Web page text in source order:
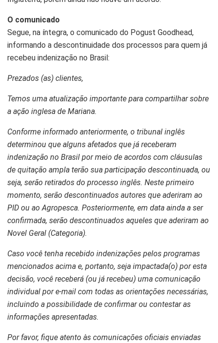
O comunicado
Segue, na íntegra, o comunicado do Pogust Goodhead,
informando a descontinuidade dos processos para quem já
recebeu indenização no Brasil:
Prezados (as) clientes,
Temos uma atualização importante para compartilhar sobre
a ação inglesa de Mariana.
Conforme informado anteriormente, o tribunal inglês
determinou que alguns afetados que já receberam
indenização no Brasil por meio de acordos com cláusulas
de quitação ampla terão sua participação descontinuada, ou
seja, serão retirados do processo inglês. Neste primeiro
momento, serão descontinuados autores que aderiram ao
PID ou ao Agropesca. Posteriormente, em data ainda a ser
confirmada, serão descontinuados aqueles que aderiram ao
Novel Geral (Categoria).
Caso você tenha recebido indenizações pelos programas
mencionados acima e, portanto, seja impactada(o) por esta
decisão, você receberá (ou já recebeu) uma comunicação
individual por e-mail com todas as orientações necessárias,
incluindo a possibilidade de confirmar ou contestar as
informações apresentadas.
Por favor, fique atento às comunicações oficiais enviadas